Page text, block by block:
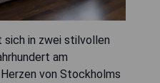
in zwei stilvollen
am
von Stockholms